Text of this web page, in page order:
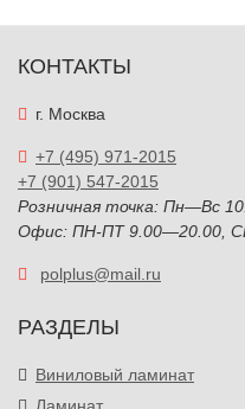
КОНТАКТЫ
г. Москва
+7 (495) 971-2015
+7 (901) 547-2015
Розничная точка: Пн—Вс
Офис: ПН-ПТ 9.00—20.00,
polplus@mail.ru
РАЗДЕЛЫ
Виниловый ламинат